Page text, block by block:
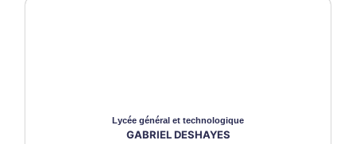
Lycée général et technologique
GABRIEL DESHAYES